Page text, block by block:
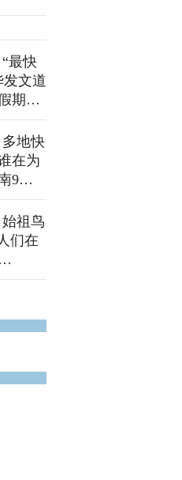
最快
发文道
期将
些路
地快
在为
9月
以来
祖鸟
们在
根，